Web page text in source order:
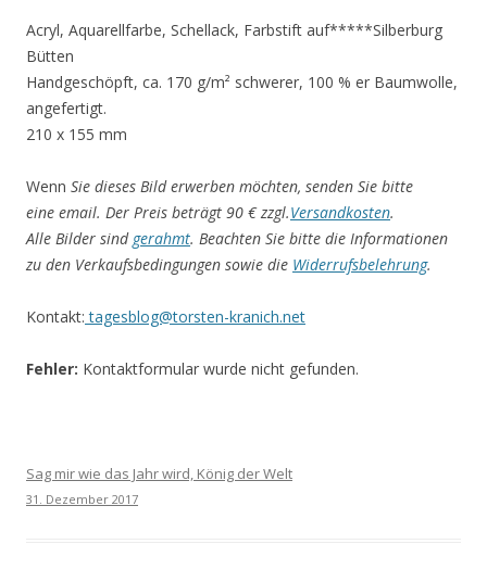
Acryl, Aquarellfarbe, Schellack, Farbstift auf*****Silberburg
Bütten
Handgeschöpft, ca. 170 g/m² schwerer, 100 % er Baumwolle,
angefertigt.
210 x 155 mm
Wenn Sie dieses Bild erwerben möchten, senden Sie bitte
eine email. Der Preis beträgt 90 € zzgl.Versandkosten.
Alle Bilder sind gerahmt. Beachten Sie bitte die Informationen
zu den Verkaufsbedingungen sowie die Widerrufsbelehrung.
Kontakt: tagesblog@torsten-kranich.net
Fehler: Kontaktformular wurde nicht gefunden.
Sag mir wie das Jahr wird, König der Welt
31. Dezember 2017